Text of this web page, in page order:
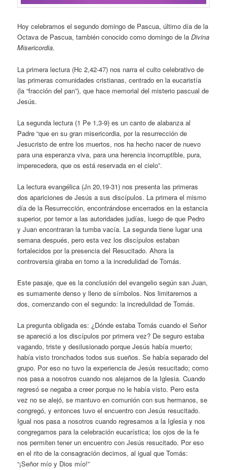
Hoy celebramos el segundo domingo de Pascua, último día de la
Octava de Pascua, también conocido como domingo de laDivina
Misericordia.
La primera lectura (Hc 2,42-47) nos narra el culto celebrativo de
las primeras comunidades cristianas, centrado en la eucaristía
(la “fracción del pan”), que hace memorial del misterio pascual de
Jesús.
La segunda lectura (1 Pe 1,3-9) es un canto de alabanza al
Padre “que en su gran misericordia, por la resurrección de
Jesucristo de entre los muertos, nos ha hecho nacer de nuevo
para una esperanza viva, para una herencia incorruptible, pura,
imperecedera, que os está reservada en el cielo”.
La lectura evangélica (Jn 20,19-31) nos presenta las primeras
dos apariciones de Jesús a sus discípulos. La primera el mismo
día de la Resurrección, encontrándose encerrados en la estancia
superior, por temor a las autoridades judías, luego de que Pedro
y Juan encontraran la tumba vacía. La segunda tiene lugar una
semana después, pero esta vez los discípulos estaban
fortalecidos por la presencia del Resucitado. Ahora la
controversia giraba en torno a la incredulidad de Tomás.
Este pasaje, que es la conclusión del evangelio según san Juan,
es sumamente denso y lleno de símbolos. Nos limitaremos a
dos, comenzando con el segundo: la incredulidad de Tomás.
La pregunta obligada es: ¿Dónde estaba Tomás cuando el Señor
se apareció a los discípulos por primera vez? De seguro estaba
vagando, triste y desilusionado porque Jesús había muerto;
había visto tronchados todos sus sueños. Se había separado del
grupo. Por eso no tuvo la experiencia de Jesús resucitado; como
nos pasa a nosotros cuando nos alejamos de la Iglesia. Cuando
regresó se negaba a creer porque no le había visto. Pero esta
vez no se alejó, se mantuvo en comunión con sus hermanos, se
congregó, y entonces tuvo el encuentro con Jesús resucitado.
Igual nos pasa a nosotros cuando regresamos a la Iglesia y nos
congregamos para la celebración eucarística; los ojos de la fe
nos permiten tener un encuentro con Jesús resucitado. Por eso
en el rito de la consagración decimos, al igual que Tomás:
“¡Señor mío y Dios mío!”